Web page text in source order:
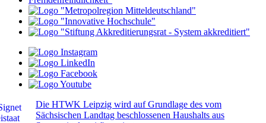
Die HTWK Leipzig wird auf Grundlage des vom
Sächsischen Landtag beschlossenen Haushalts aus